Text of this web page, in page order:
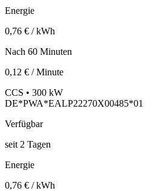
Energie
0,76 € / kWh
Nach 60 Minuten
0,12 € / Minute
CCS • 300 kW
DE*PWA*EALP22270X00485*01
Verfügbar
seit 2 Tagen
Energie
0,76 € / kWh